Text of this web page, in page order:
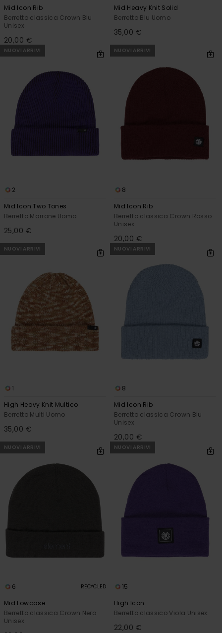
Mid Icon Rib
Berretto classica Crown Blu
Unisex
20,00 €
Mid Heavy Knit Solid
Berretto Blu Uomo
35,00 €
NUOVI ARRIVI
2
Mid Icon Two Tones
Berretto Marrone Uomo
25,00 €
NUOVI ARRIVI
8
Mid Icon Rib
Berretto classica Crown Rosso
Unisex
20,00 €
NUOVI ARRIVI
1
High Heavy Knit Multico
Berretto Multi Uomo
35,00 €
NUOVI ARRIVI
8
Mid Icon Rib
Berretto classica Crown Blu
Unisex
20,00 €
NUOVI ARRIVI
6 RECYCLED
Mid Lowcase
Berretto classica Crown Nero
Unisex
NUOVI ARRIVI
15
High Icon
Berretto classico Viola Unisex
22,00 €